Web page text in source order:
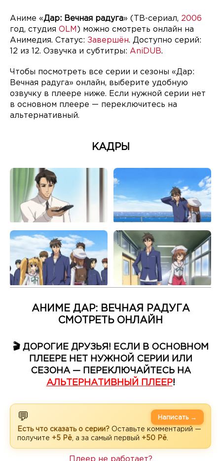
Аниме «Дар: Вечная радуга» (ТВ-сериал, 2006
год, студия OLM ) можно смотреть онлайн на
Анимедия. Статус: Завершён. Доступно серий:
12 из 12. Озвучка и субтитры: AniDUB.
Чтобы посмотреть все серии и сезоны «Дар:
Вечная радуга» онлайн, выберите удобную
озвучку в плеере ниже. Если нужной серии нет
в основном плеере — переключитесь на
альтернативный.
КАДРЫ
АНИМЕ ДАР: ВЕЧНАЯ РАДУГА
СМОТРЕТЬ ОНЛАЙН
🎬 ДОРОГИЕ ДРУЗЬЯ! ЕСЛИ В ОСНОВНОМ
ПЛЕЕРЕ НЕТ НУЖНОЙ СЕРИИ ИЛИ
СЕЗОНА — ПЕРЕКЛЮЧАЙТЕСЬ НА
АЛЬТЕРНАТИВНЫЙ ПЛЕЕР!
💬
Есть что сказать о серии? Оставьте комментарий —
получите +5 Рё , а за самый первый +50 Рё
Написать →
Плеер не работает?